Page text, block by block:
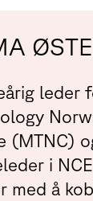
leder
(MTNC)
i
med å